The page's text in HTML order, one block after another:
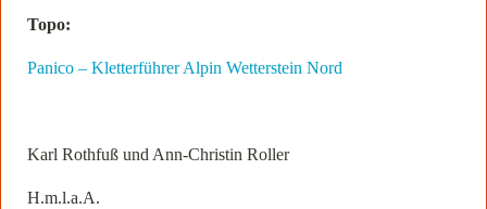
Topo:
Panico – Kletterführer Alpin Wetterstein Nord
Karl Rothfuß und Ann-Christin Roller
H.m.l.a.A.